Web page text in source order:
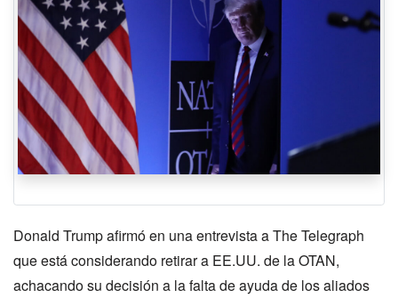
Donald Trump afirmó en una entrevista a The Telegraph
que está considerando retirar a EE.UU. de la OTAN,
achacando su decisión a la falta de ayuda de los aliados